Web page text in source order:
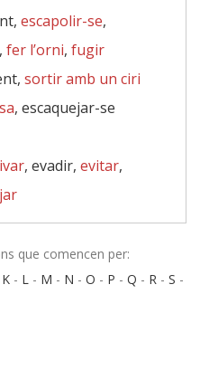
escapolir-se,
, fer l’orni, fugir
sortir amb un ciri
, escaquejar-se
, evadir, evitar,
que comencen per:
K - L - M - N - O - P - Q - R - S -